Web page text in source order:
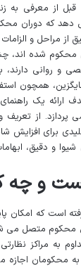
قبل از معرفی
دهد که دوران
از مراحل و
شده اند،
و روانی
همچون
هدف ارائه یک
از تعریف و
برای افزایش
شیوا و دقیق،
و چه
است که
به مراکز
محکومان